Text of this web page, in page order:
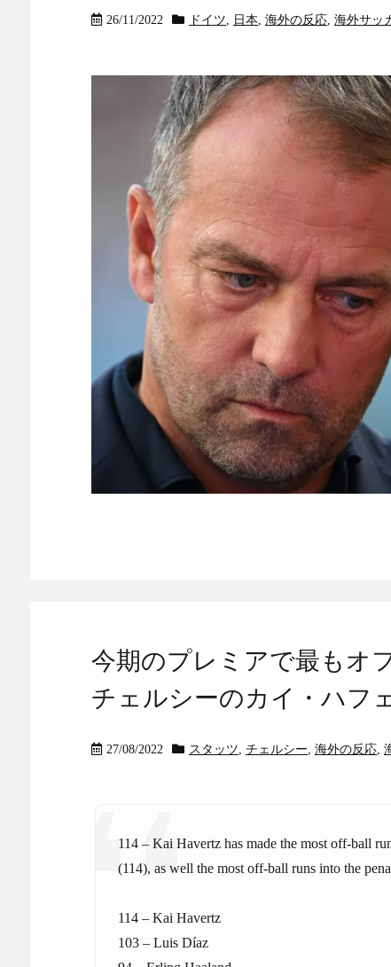
ローマが急務のWB補強を本格化…フェイエノールト
切り裂かれ再逆転でガンバが4-3で勝利！ NEW!
政府「増税」敵「増税すんな！増税メガネ！」→政
会保障どうなる！」 NEW!
ベイスターズ 2ー1 カープ 平良7回1失点 度会決勝
韓国人「この夏、韓国人が東京へ行くしかない理由
ちゃくちゃ羨ましい…（ﾌﾞﾙﾌﾞﾙ」＝韓国の反応 NEW!
片頭痛持ちの会社員だけど質問ある？【市販薬・予兆
【悲報】加藤あい43歳、バスタオル巻いて館内をうろ
韓国警察、大韓サッカー協会を家宅捜索 代表監督選
海外「昨日の日本プロ野球 阪神・巨人戦の展開が劇
日本人がアメリカで歴史的快挙！中国人「恐ろしす
能なのか？」「サッカーで例えるなら…」【海外の反応
日本人がアメリカで歴史的快挙！中国人「恐ろしす
能なのか？」「サッカーで例えるなら…」【海外の反
【E-1選手権】日本、韓国に1-0で勝利し、全勝で連
守り切る！
The Show Must Go On: Coping with Success and
【日本代表】ボーフム浅野が日本に重要な勝利をもた
海外サッカー、引退するような年齢のおっさんが無双
Powered by livedoor 相互RSS
26/11/2022 ドイツ, 日本, 海外の反応, 海外サッ
今期のプレミアで最もオ
チェルシーのカイ・ハフ
27/08/2022 スタッツ, チェルシー, 海外の反応,
114 – Kai Havertz has made the most off-ball
(114), as well the most off-ball runs into the
114 – Kai Havertz
103 – Luis Díaz